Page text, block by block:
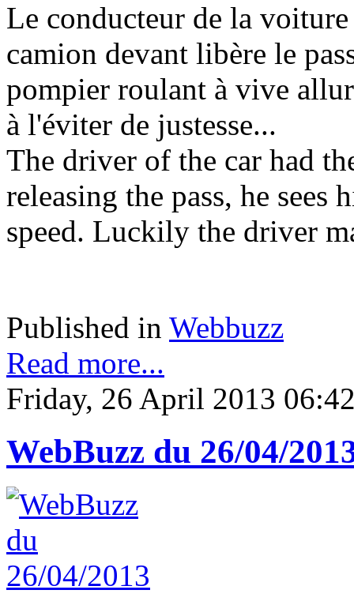
Le conducteur de la
camion devant libère le
pompier roulant à vive
à l'éviter de justesse...
The driver of the car had
releasing the pass, he
speed. Luckily the driver
Published in Webbuzz
Read more...
Friday, 26 April 2013
WebBuzz du 26/04/